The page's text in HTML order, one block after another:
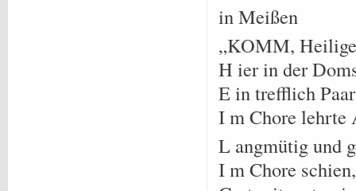
in Meißen
„KOMM,
H ier in der
E in trefflich
I m Chore lehrte
L angmütig und
I m Chore